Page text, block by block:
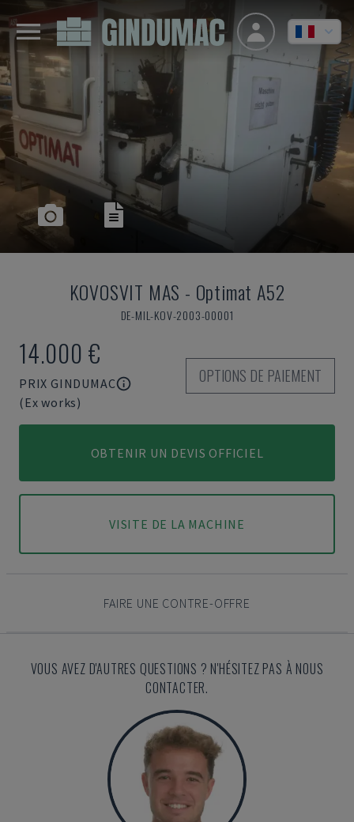
KOVOSVIT MAS - Optimat A52
DE-MIL-KOV-2003-00001
14.000 €
PRIX GINDUMAC
(Ex works)
OPTIONS DE PAIEMENT
OBTENIR UN DEVIS OFFICIEL
VISITE DE LA MACHINE
FAIRE UNE CONTRE-OFFRE
VOUS AVEZ D'AUTRES QUESTIONS ? N'HÉSITEZ PAS À NOUS
CONTACTER.